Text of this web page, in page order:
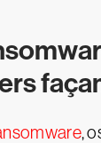
,